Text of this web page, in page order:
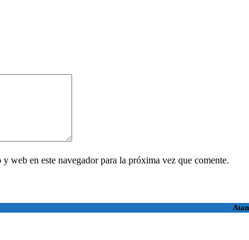
web en este navegador para la próxima vez que comente.